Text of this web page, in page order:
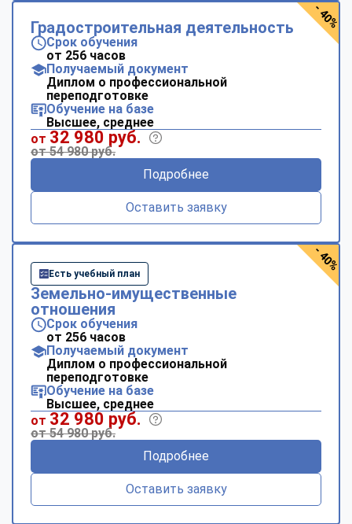
Градостроительная деятельность
Срок обучения
от 256 часов
Получаемый документ
Диплом о профессиональной
переподготовке
Обучение на базе
Высшее, среднее
от 32 980 руб.
от 54 980 руб.
Подробнее
Оставить заявку
- 40%
Есть учебный план
Земельно-имущественные
отношения
Срок обучения
от 256 часов
Получаемый документ
Диплом о профессиональной
переподготовке
Обучение на базе
Высшее, среднее
от 32 980 руб.
от 54 980 руб.
Подробнее
Оставить заявку
- 40%